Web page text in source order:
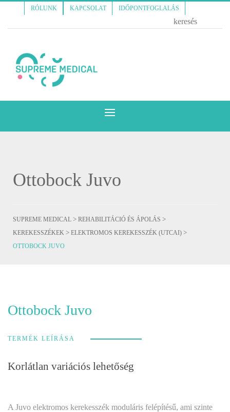
RÓLUNK KAPCSOLAT IDŐPONTFOGLALÁS
Ottobock Juvo
SUPREME MEDICAL > REHABILITÁCIÓ ÉS ÁPOLÁS >
KEREKESSZÉKEK > ELEKTROMOS KEREKESSZÉK (UTCAI) >
OTTOBOCK JUVO
Ottobock Juvo
TERMÉK LEÍRÁSA
Korlátlan variációs lehetőség
A Juvo elektromos kerekesszék moduláris felépítésű, ami szinte